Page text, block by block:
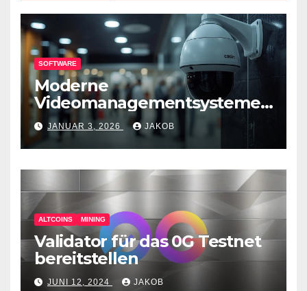
SOFTWARE
Moderne
Videomanagementsysteme
(VMS) – mehr als nur
Überwachungswerkzeuge
JANUAR 3, 2026 JAKOB
ALTCOINS MINING
Validator für das 0G Testnet
bereitstellen
JUNI 12, 2024 JAKOB